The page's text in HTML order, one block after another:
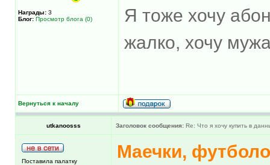
Награды: 3
Блог: Просмотр блога (0)
Я тоже хочу
жалко, хочу
Вернуться к началу
utkanoosss Заголовок сообщения: Re: Что я хочу купить в
Поставила палатку Маечки,